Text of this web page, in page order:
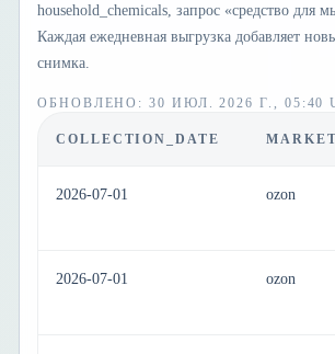
household_chemicals, запрос «средство для
Каждая ежедневная выгрузка добавляет
снимка.
ОБНОВЛЕНО :30 ИЮЛ. 2026 Г., 05:40
COLLECTION_DATE
2026-07-01 ozon
2026-07-01 ozon